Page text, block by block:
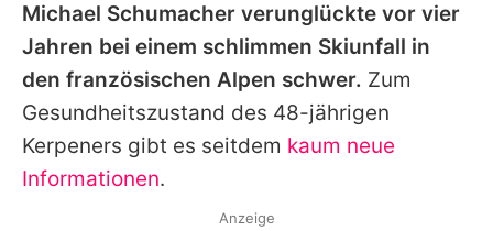
Michael Schumacher verunglückte vor vier
Jahren bei einem schlimmen Skiunfall in
den französischen Alpen schwer. Zum
Gesundheitszustand des 48-jährigen
Kerpeners gibt es seitdem kaum neue
Informationen.
Anzeige